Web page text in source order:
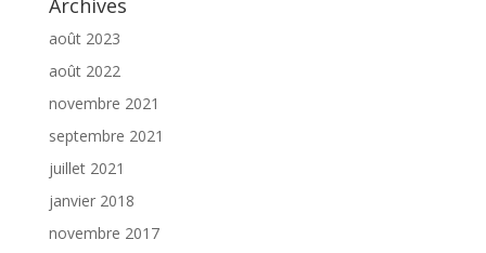
Archives
août 2023
août 2022
novembre 2021
septembre 2021
juillet 2021
janvier 2018
novembre 2017